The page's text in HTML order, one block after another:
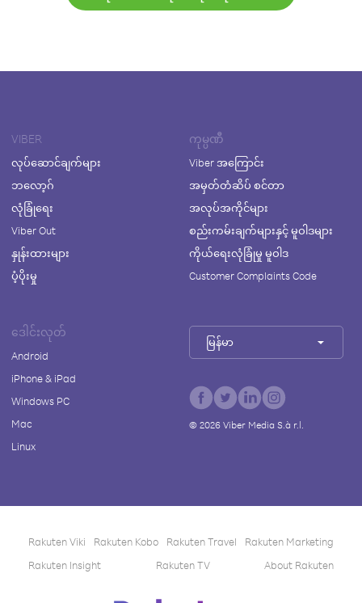
VIBER
လုပ်ဆောင်ချက်များ
ဘလော့ဂ်
လုံခြုံရေး
Viber Out
နှုန်းထားများ
ပံ့ပိုးမှု
ကုမ္ပဏီ
Viber အကြောင်း
အမှတ်တံဆိပ် စင်တာ
အလုပ်အကိုင်များ
စည်းကမ်းချက်များနှင့် မူဝါဒများ
ကိုယ်ရေးလုံခြုံမှု မူဝါဒ
Customer Complaints Code
ဒေါင်းလုတ်
Android
iPhone & iPad
Windows PC
Mac
Linux
မြန်မာ
© 2026Viber Media S.à r.l.
Rakuten Viki Rakuten Kobo Rakuten Travel
Rakuten Marketing
Rakuten Insight
Rakuten TV About Rakuten